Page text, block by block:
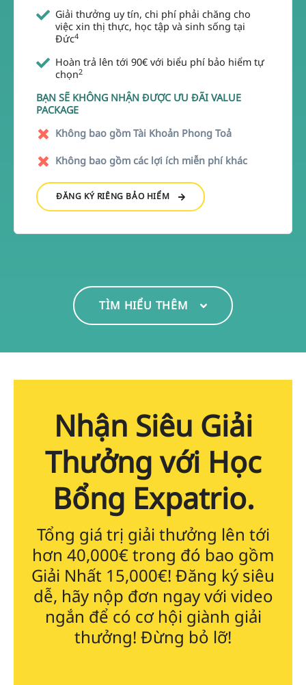
Giải thưởng uy tín, chi phí phải chăng cho
việc xin thị thực, học tập và sinh sống tại
Đức4
Hoàn trả lên tới 90€ với biểu phí bảo hiểm tự
chọn2
BẠN SẼ KHÔNG NHẬN ĐƯỢC ƯU ĐÃI VALUE
PACKAGE
Không bao gồm Tài Khoản Phong Toả
Không bao gồm các lợi ích miễn phí khác
ĐĂNG KÝ RIÊNG BẢO HIỂM
TÌM HIỂU THÊM
Nhận Siêu Giải
Thưởng với Học
Bổng Expatrio.
Tổng giá trị giải thưởng lên tới
hơn 40,000€ trong đó bao gồm
Giải Nhất 15,000€! Đăng ký siêu
dễ, hãy nộp đơn ngay với video
ngắn để có cơ hội giành giải
thưởng! Đừng bỏ lỡ!